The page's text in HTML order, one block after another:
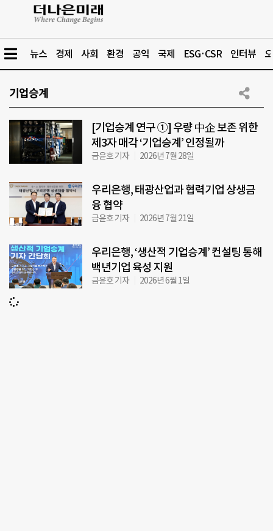
뉴스 경제 사회 환경 공익 국제 ESG·CSR 인터뷰
기업승계
[기업승계 연구 ①] 우량 中企 보존 위한
제3자 매각 ‘기업승계’ 인정될까
금윤호 기자 2026년 7월 28일
우리은행, 태광산업과 협력기업 상생금
융 협약
금윤호 기자 2026년 7월 21일
우리은행, ‘생산적 기업승계’ 컨설팅 통해
백년기업 육성 지원
금윤호 기자 2026년 6월 1일